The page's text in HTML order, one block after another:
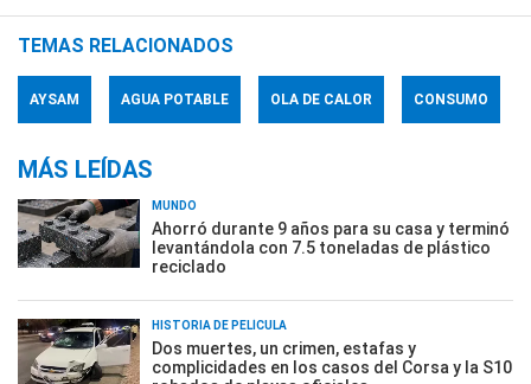
TEMAS RELACIONADOS
AYSAM AGUA POTABLE OLA DE CALOR CONSUMO
MÁS LEÍDAS
MUNDO
Ahorró durante 9 años para su casa y terminó
levantándola con 7.5 toneladas de plástico
reciclado
HISTORIA DE PELÍCULA
Dos muertes, un crimen, estafas y
complicidades en los casos del Corsa y la S10